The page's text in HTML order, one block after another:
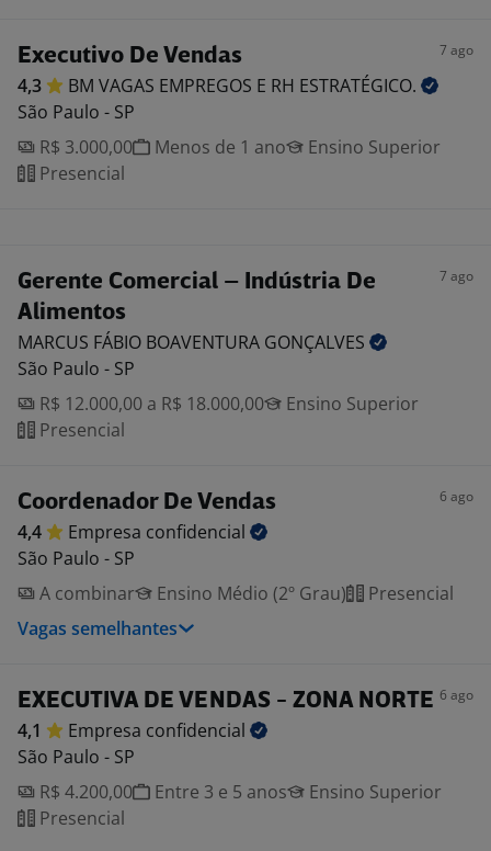
Executivo De Vendas 7 ago
4,3 BM VAGAS EMPREGOS E RH ESTRATÉGICO.
São Paulo - SP
R$ 3.000,00
Menos de 1 ano
Ensino Superior
Presencial
Gerente Comercial – Indústria De
Alimentos
7 ago
MARCUS FÁBIO BOAVENTURA GONÇALVES
São Paulo - SP
R$ 12.000,00 a R$ 18.000,00
Ensino Superior
Presencial
Coordenador De Vendas 6 ago
4,4 Empresa confidencial
São Paulo - SP
A combinar
Ensino Médio (2º Grau)
Presencial
Vagas semelhantes
EXECUTIVA DE VENDAS - ZONA NORTE 6 ago
4,1 Empresa confidencial
São Paulo - SP
R$ 4.200,00
Entre 3 e 5 anos
Ensino Superior
Presencial